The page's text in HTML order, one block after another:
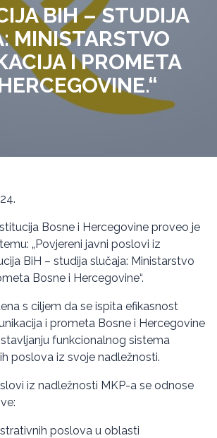
BIH – STUDIJA
MINISTARSTVO
I PROMETA
Bosne i Hercegovine proveo je
„Povjereni javni poslovi iz
BiH – studija slučaja: Ministarstvo
Bosne i Hercegovine“.
s ciljem da se ispita efikasnost
i prometa Bosne i Hercegovine
funkcionalnog sistema
poslova iz svoje nadležnosti.
iz nadležnosti MKP-a se odnose
poslova u oblasti